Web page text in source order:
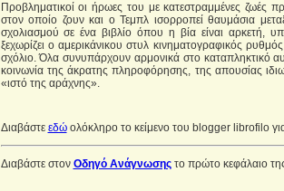
Προβληματικοί οι ήρωες του με κατεστραμμένες
στον οποίο ζουν και ο Τεμπλ ισορροπεί θαυμάσια
σχολιασμού σε ένα βιβλίο όπου η βία είναι αρκετή,
ξεχωρίζει ο αμερικάνικου στυλ κινηματογραφικός
σχόλιο. Όλα συνυπάρχουν αρμονικά στο καταπληκτικό
κοινωνία της άκρατης πληροφόρησης, της απουσίας
«ιστό της αράχνης».
Διαβάστε εδώολόκληρο το κείμενο του blogger librofilo
Διαβάστε στον Οδηγό Ανάγνωσηςτο πρώτο κεφάλαιο